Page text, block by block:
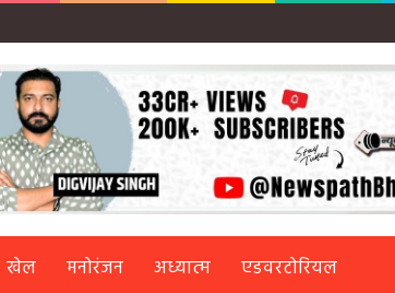
खेल मनोरंजन अध्यात्म एडवरटोरियल